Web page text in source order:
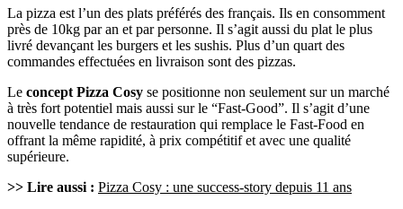
La pizza est l’un des plats préférés des français. Ils en consomment
près de 10kg par an et par personne. Il s’agit aussi du plat le plus
livré devançant les burgers et les sushis. Plus d’un quart des
commandes effectuées en livraison sont des pizzas.
Le concept Pizza Cosy se positionne non seulement sur un marché
à très fort potentiel mais aussi sur le “Fast-Good”. Il s’agit d’une
nouvelle tendance de restauration qui remplace le Fast-Food en
offrant la même rapidité, à prix compétitif et avec une qualité
supérieure.
>> Lire aussi : Pizza Cosy : une success-story depuis 11 ans